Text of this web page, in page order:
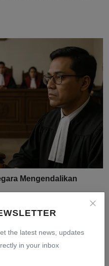
the latest news, updates
in your inbox
Mengendalikan